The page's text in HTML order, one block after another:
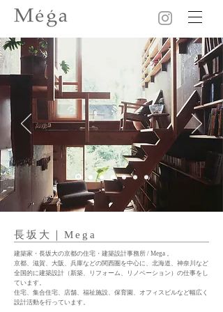
長坂大｜Mega
建築家・長坂大の京都の住宅・建築設計事務所 / Mega 。
京都、滋賀、大阪、兵庫などの関西圏を中心に、北海道、神奈川など
全国的に建築設計（新築、リフォーム、リノベーション）の仕事をし
ています。
住宅、集合住宅、店舗、福祉施設、保育園、オフィスビルなど幅広く
設計活動を行っています。